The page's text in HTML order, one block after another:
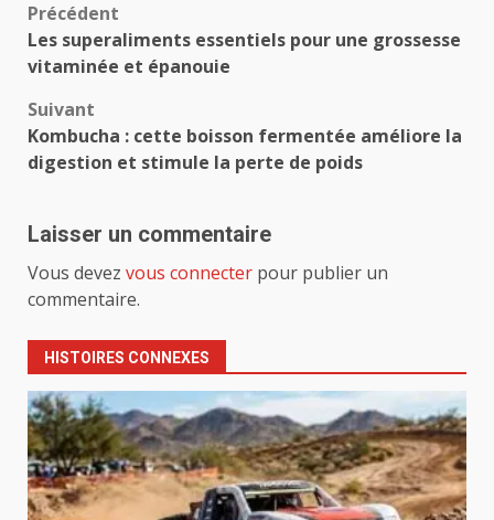
Navigation
d’article
Précédent
Les superaliments essentiels pour une grossesse
vitaminée et épanouie
Suivant
Kombucha : cette boisson fermentée améliore la
digestion et stimule la perte de poids
Laisser un commentaire
Vous devez vous connecter pour publier un
commentaire.
HISTOIRES CONNEXES